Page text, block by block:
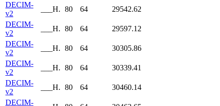
DECIM-
v2
___H. 80 64
29542.62
DECIM-
v2
___H. 80 64
29597.12
DECIM-
v2
___H. 80 64
30305.86
DECIM-
v2
___H. 80 64
30339.41
DECIM-
v2
___H. 80 64
30460.14
DECIM-